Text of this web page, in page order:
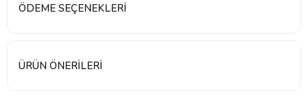
ÖDEME SEÇENEKLERI
ÜRÜN ÖNERILERI